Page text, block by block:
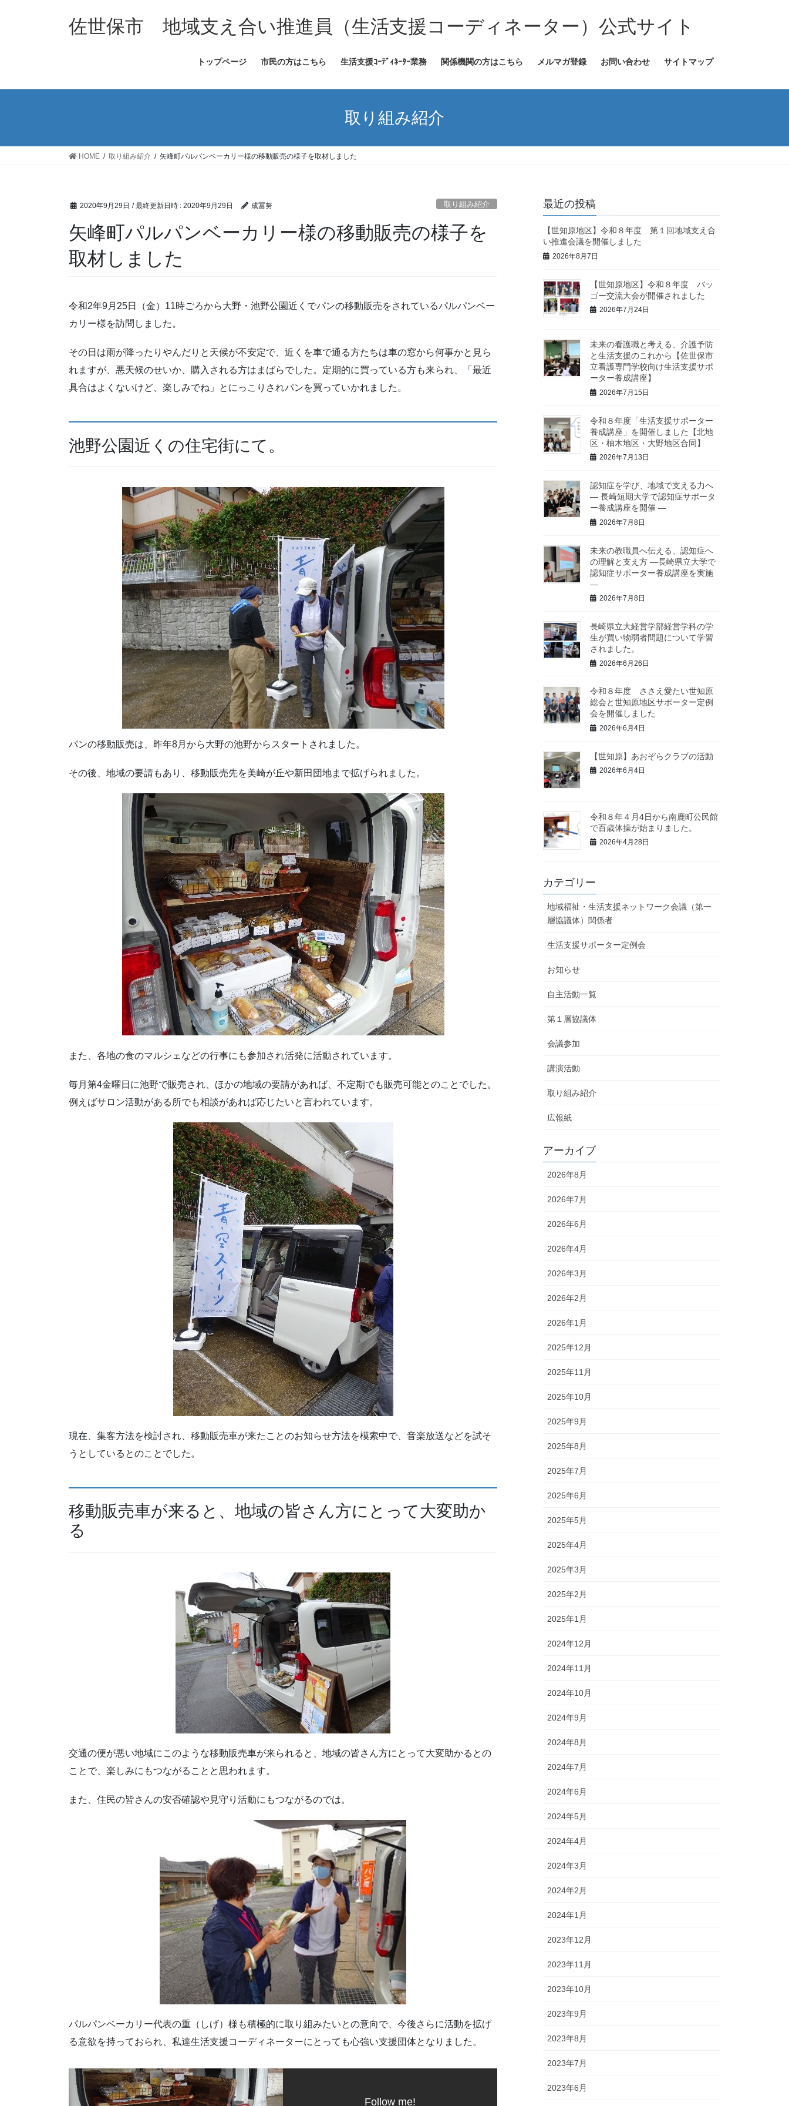
ス
ン
佐世保市 地域支え合い推進員（生活支援コーディネーター）公式サイト
トップページ 市民の方はこちら 生活支援ｺｰﾃﾞｨﾈｰﾀｰ業務 関係機関の方はこちら メルマガ登録 お問い合わせ サイトマップ
取り組み紹介
HOME 取り組み紹介 矢峰町パルパンベーカリー様の移動販売の様子を取材しました
2020年9月29日 / 最終更新日時 : 2020年9月29日 成冨努 取り組み紹介
矢峰町パルパンベーカリー様の移動販売の様子を
取材しました
令和2年9月25日（金）11時ごろから大野・池野公園近くでパンの移動販売をされているパルパンベー
カリー様を訪問しました。
その日は雨が降ったりやんだりと天候が不安定で、近くを車で通る方たちは車の窓から何事かと見ら
れますが、悪天候のせいか、購入される方はまばらでした。定期的に買っている方も来られ、「最近
具合はよくないけど、楽しみでね」とにっこりされパンを買っていかれました。
池野公園近くの住宅街にて。
パンの移動販売は、昨年8月から大野の池野からスタートされました。
その後、地域の要請もあり、移動販売先を美崎が丘や新田団地まで拡げられました。
また、各地の食のマルシェなどの行事にも参加され活発に活動されています。
毎月第4金曜日に池野で販売され、ほかの地域の要請があれば、不定期でも販売可能とのことでした。
例えばサロン活動がある所でも相談があれば応じたいと言われています。
現在、集客方法を検討され、移動販売車が来たことのお知らせ方法を模索中で、音楽放送などを試そ
うとしているとのことでした。
移動販売車が来ると、地域の皆さん方にとって大変助か
る
交通の便が悪い地域にこのような移動販売車が来られると、地域の皆さん方にとって大変助かるとの
ことで、楽しみにもつながることと思われます。
また、住民の皆さんの安否確認や見守り活動にもつながるのでは。
パルパンベーカリー代表の重（しげ）様も積極的に取り組みたいとの意向で、今後さらに活動を拡げ
る意欲を持っておられ、私達生活支援コーディネーターにとっても心強い支援団体となりました。
Follow me!
最近の投稿
【世知原地区】令和８年度 第１回地域支え合
い推進会議を開催しました
2026年8月7日
【世知原地区】令和８年度 バッ
ゴー交流大会が開催されました
2026年7月24日
未来の看護職と考える、介護予防
と生活支援のこれから【佐世保市
立看護専門学校向け生活支援サポ
ーター養成講座】
2026年7月15日
令和８年度「生活支援サポーター
養成講座」を開催しました【北地
区・柚木地区・大野地区合同】
2026年7月13日
認知症を学び、地域で支える力へ
― 長崎短期大学で認知症サポータ
ー養成講座を開催 ―
2026年7月8日
未来の教職員へ伝える、認知症へ
の理解と支え方 ―長崎県立大学で
認知症サポーター養成講座を実施
―
2026年7月8日
長崎県立大経営学部経営学科の学
生が買い物弱者問題について学習
されました。
2026年6月26日
令和８年度 ささえ愛たい世知原
総会と世知原地区サポーター定例
会を開催しました
2026年6月4日
【世知原】あおぞらクラブの活動
2026年6月4日
令和８年４月4日から南鹿町公民館
で百歳体操が始まりました。
2026年4月28日
カテゴリー
地域福祉・生活支援ネットワーク会議（第一
層協議体）関係者
生活支援サポーター定例会
お知らせ
自主活動一覧
第１層協議体
会議参加
講演活動
取り組み紹介
広報紙
アーカイブ
2026年8月
2026年7月
2026年6月
2026年4月
2026年3月
2026年2月
2026年1月
2025年12月
2025年11月
2025年10月
2025年9月
2025年8月
2025年7月
2025年6月
2025年5月
2025年4月
2025年3月
2025年2月
2025年1月
2024年12月
2024年11月
2024年10月
2024年9月
2024年8月
2024年7月
2024年6月
2024年5月
2024年4月
2024年3月
2024年2月
2024年1月
2023年12月
2023年11月
2023年10月
2023年9月
2023年8月
2023年7月
2023年6月